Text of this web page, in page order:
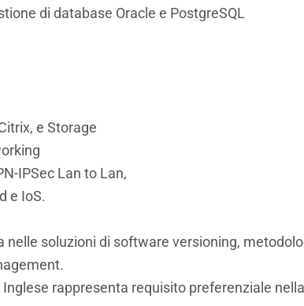
di database Oracle e PostgreSQL
e Storage
IPSec Lan to Lan,
e IoS.
nelle soluzioni di software versioning,
rappresenta requisito preferenziale